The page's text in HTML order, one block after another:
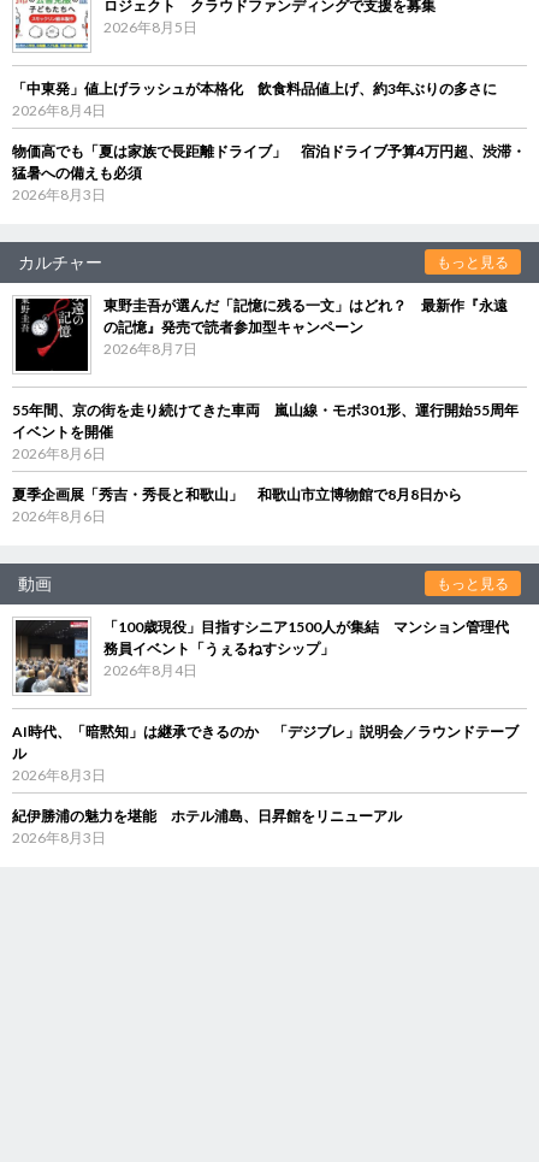
ロジェクト クラウドファンディングで支援を募集
2026年8月5日
「中東発」値上げラッシュが本格化 飲食料品値上げ、約3年ぶりの多さに
2026年8月4日
物価高でも「夏は家族で長距離ドライブ」 宿泊ドライブ予算4万円超、渋滞・
猛暑への備えも必須
2026年8月3日
カルチャー もっと見る
東野圭吾が選んだ「記憶に残る一文」はどれ？ 最新作『永遠
の記憶』発売で読者参加型キャンペーン
2026年8月7日
55年間、京の街を走り続けてきた車両 嵐山線・モボ301形、運行開始55周年
イベントを開催
2026年8月6日
夏季企画展「秀吉・秀長と和歌山」 和歌山市立博物館で8月8日から
2026年8月6日
動画 もっと見る
「100歳現役」目指すシニア1500人が集結 マンション管理代
務員イベント「うぇるねすシップ」
2026年8月4日
AI時代、「暗黙知」は継承できるのか 「デジブレ」説明会／ラウンドテーブ
ル
2026年8月3日
紀伊勝浦の魅力を堪能 ホテル浦島、日昇館をリニューアル
2026年8月3日